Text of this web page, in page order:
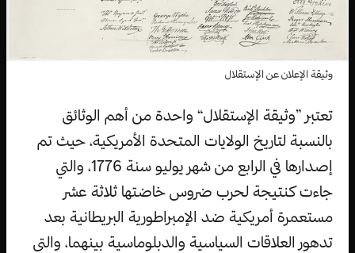
وثيقة الإعلان عن الإستقلال
تعتبر ”وثيقة الإستقلال“ واحدة من أهم الوثائق
بالنسبة لتاريخ الولايات المتحدة الأمريكية، حيث تم
إصدارها في الرابع من شهر يوليو سنة 1776، والتي
جاءت كنتيجة لحرب ضروس خاضتها ثلاثة عشر
مستعمرة أمريكية ضد الإمبراطورية البريطانية بعد
تدهور العلاقات السياسية والدبلوماسية بينهما، والتي